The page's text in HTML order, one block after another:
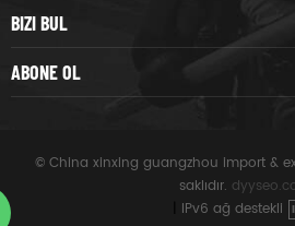
BIZI BUL
ABONE OL
© China xinxing guangzhou import &
saklıdır.
IPv6 ağ destekli